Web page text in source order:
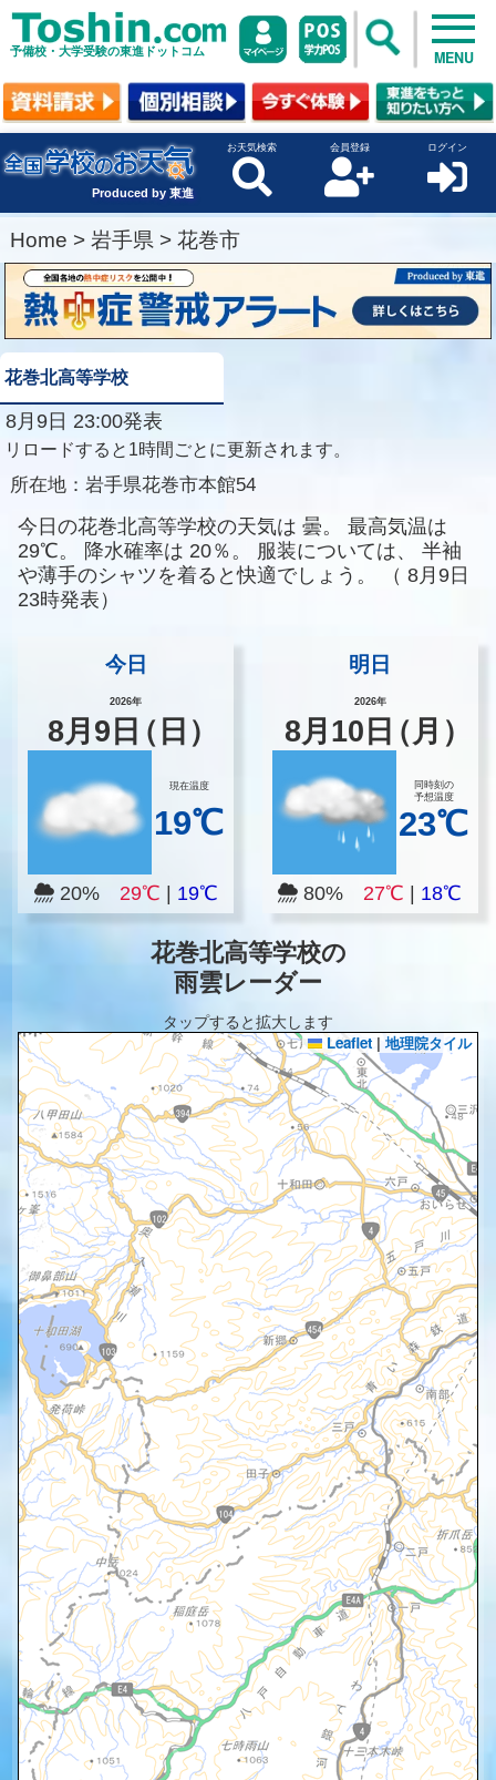
予備校・大学受験の東進ドットコム MENU
Produced by 東進
お天気検索 会員登録 ログイン
Home > 岩手県 > 花巻市
花巻北高等学校
8月9日 23:00発表
リロードすると1時間ごとに更新されます。
所在地： 岩手県花巻市本館54
今日の花巻北高等学校の天気は 曇。
最高気温は
29℃。
降水確率は 20％。 服装については、
半袖
や薄手のシャツを着ると快適でしょう。
（ 8月9日
23時発表）
今日
2026年
8月 9 日（日）
現在温度
19℃
20% 29℃ 19℃
明日
2026年
8月 10 日（月）
同時刻の
予想温度
23℃
80%27℃ 18℃
花巻北高等学校の
雨雲レーダー
タップすると拡大します
Leaflet | 地理院タイル